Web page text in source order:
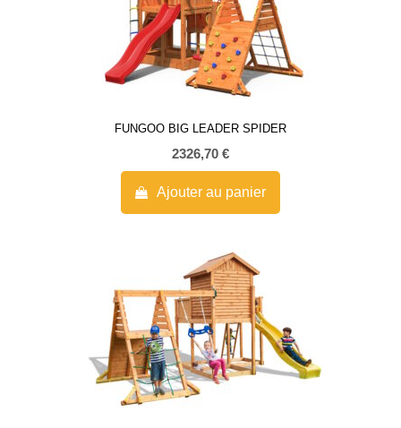
FUNGOO BIG LEADER SPIDER
2326,70 €
Ajouter au panier